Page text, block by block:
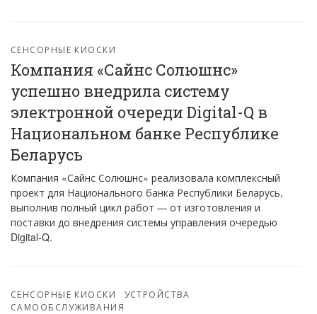
СЕНСОРНЫЕ КИОСКИ
Компания «Сайнс Солюшнс»
успешно внедрила систему
электронной очереди Digital-Q в
Национальном банке Республике
Беларусь
Компания «Сайнс Солюшнс» реализовала комплексный
проект для Национального банка Республики Беларусь,
выполнив полный цикл работ — от изготовления и
поставки до внедрения системы управления очередью
Digital-Q.
СЕНСОРНЫЕ КИОСКИ
УСТРОЙСТВА
САМООБСЛУЖИВАНИЯ